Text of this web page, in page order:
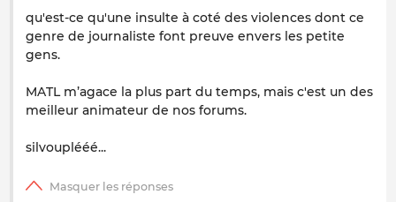
qu'est-ce qu'une insulte à coté des violences dont ce
genre de journaliste font preuve envers les petite
gens.
MATL m’agace la plus part du temps, mais c'est un des
meilleur animateur de nos forums.
silvouplééé...